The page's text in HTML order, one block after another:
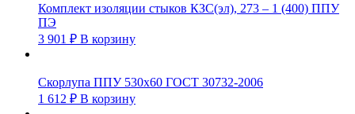
Комплект изоляции стыков КЗС(эл), 273 – 1 (400) ППУ
ПЭ
3 901 ₽ В корзину
Скорлупа ППУ 530х60 ГОСТ 30732-2006
1 612 ₽ В корзину